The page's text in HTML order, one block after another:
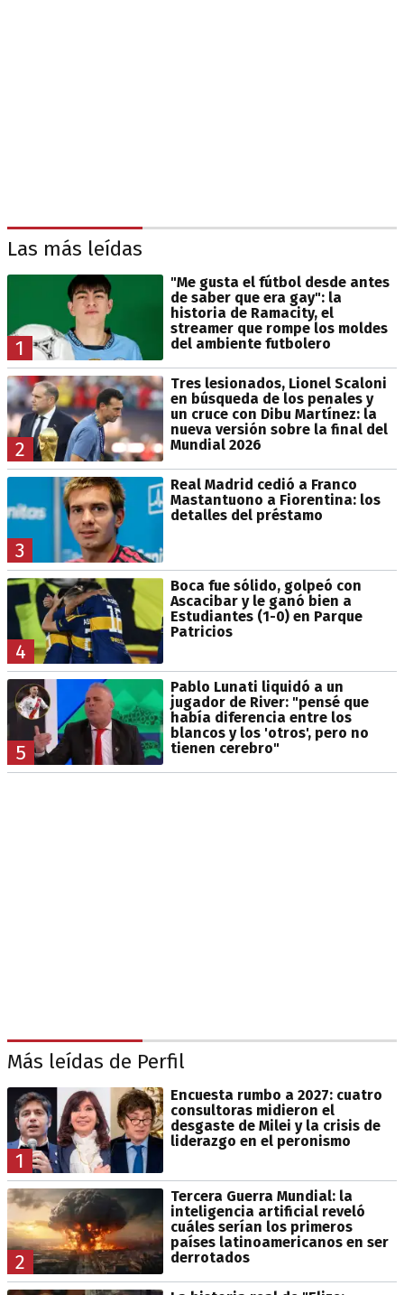
Las más leídas
1
"Me gusta el fútbol desde antes
de saber que era gay": la
historia de Ramacity, el
streamer que rompe los moldes
del ambiente futbolero
2
Tres lesionados, Lionel Scaloni
en búsqueda de los penales y
un cruce con Dibu Martínez: la
nueva versión sobre la final del
Mundial 2026
3
Real Madrid cedió a Franco
Mastantuono a Fiorentina: los
detalles del préstamo
4
Boca fue sólido, golpeó con
Ascacibar y le ganó bien a
Estudiantes (1-0) en Parque
Patricios
5
Pablo Lunati liquidó a un
jugador de River: "pensé que
había diferencia entre los
blancos y los 'otros', pero no
tienen cerebro"
Más leídas de Perfil
1
Encuesta rumbo a 2027: cuatro
consultoras midieron el
desgaste de Milei y la crisis de
liderazgo en el peronismo
2
Tercera Guerra Mundial: la
inteligencia artificial reveló
cuáles serían los primeros
países latinoamericanos en ser
derrotados